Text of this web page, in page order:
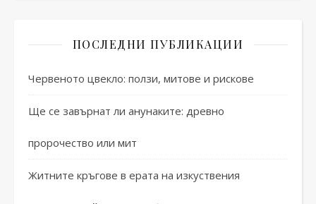
ПОСЛЕДНИ ПУБЛИКАЦИИ
Червеното цвекло: ползи, митове и рискове
Ще се завърнат ли анунаките: древно
пророчество или мит
Житните кръгове в ерата на изкуствения